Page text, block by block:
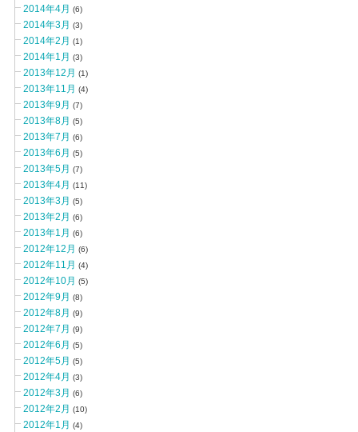
2014年4月 (6)
2014年3月 (3)
2014年2月 (1)
2014年1月 (3)
2013年12月 (1)
2013年11月 (4)
2013年9月 (7)
2013年8月 (5)
2013年7月 (6)
2013年6月 (5)
2013年5月 (7)
2013年4月 (11)
2013年3月 (5)
2013年2月 (6)
2013年1月 (6)
2012年12月 (6)
2012年11月 (4)
2012年10月 (5)
2012年9月 (8)
2012年8月 (9)
2012年7月 (9)
2012年6月 (5)
2012年5月 (5)
2012年4月 (3)
2012年3月 (6)
2012年2月 (10)
2012年1月 (4)